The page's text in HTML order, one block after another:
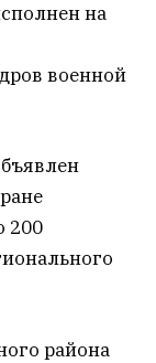
на
военной
200
района